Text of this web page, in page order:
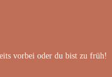
vorbei oder du bist zu früh!